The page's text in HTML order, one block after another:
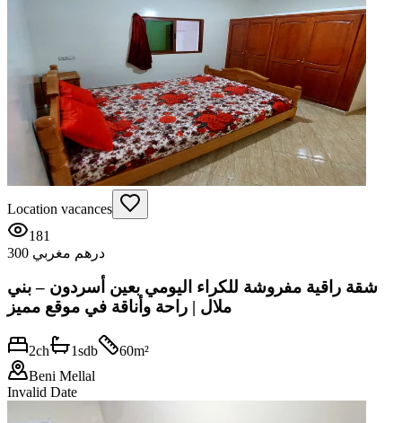
Location vacances
181
300 درهم مغربي
شقة راقية مفروشة للكراء اليومي بعين أسردون – بني
ملال | راحة وأناقة في موقع مميز
2ch 1sdb 60m²
Beni Mellal
Invalid Date